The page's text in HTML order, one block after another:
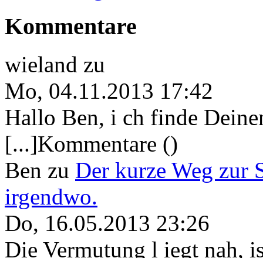
Kommentare
wieland zu
Mo, 04.11.2013 17:42
Hallo Ben, i ch finde
[...]Kommentare ()
Ben zu Der kurze Weg zur
irgendwo.
Do, 16.05.2013 23:26
Die Vermutung l iegt nah,